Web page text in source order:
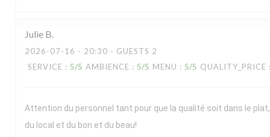
Julie B
2026-07-16 - 20:30 - GUESTS 2
SERVICE : 5/5 AMBIENCE : 5/5 MENU : 5/5 QUALITY_PRICE
Attention du personnel tant pour que la qualité soit dans le
du local et du bon et du beau!